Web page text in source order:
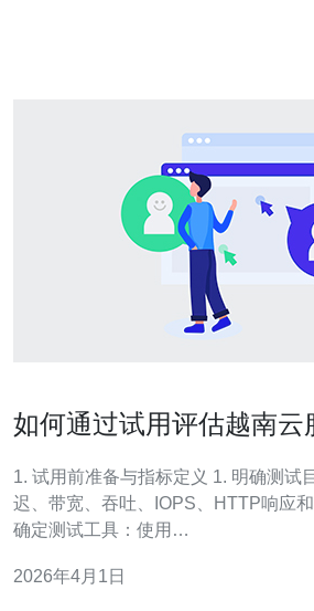
如何通过试用评估越南云
1. 试用前准备与指标定义 1. 明确测试目标：包括网络延
迟、带宽、吞吐、IOPS、HTTP响应
确定测试工具：使用
SLA与响应阈值：如工单首次响应≤30
2026年4月1日